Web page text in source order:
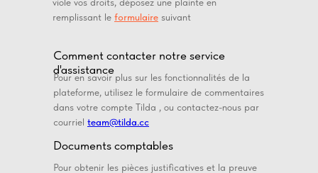
remplissant le formulaire suivant
Comment contacter notre service
d'assistance
Pour en savoir plus sur les fonctionnalités de la
plateforme, utilisez le formulaire de commentaires
dans votre compte Tilda , ou contactez-nous par
courriel team@tilda.cc
Documents comptables
Pour obtenir les pièces justificatives et la preuve